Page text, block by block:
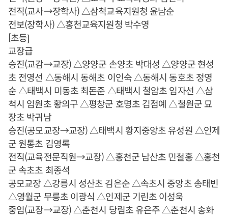
전직(교사→장학사) △삼척교육지원청 윤남순
전보(장학사) △홍천교육지원청 박수영
[초등]
교장급
승진(교감→교장) △양양군 손양초 박대성 △양양군 현성
초 전영선 △동해시 동해초 이인숙 △동해시 동호초 정영
순 △태백시 미동초 최돈준 △태백시 철암초 임자선 △삼
척시 임원초 황의구 △평창군 호명초 김점예 △철원군 묘
장초 박귀남
승진(공모교장→교장) △태백시 황지중앙초 유성원 △인제
군 원통초 김영록
전직(교육전문직원→교장) △홍천군 남산초 민철홍 △홍천
군 속초초 최종석
공모교장 △강릉시 성산초 김은순 △속초시 중앙초 송태빈
△영월군 무릉초 이광식 △인제군 기린초 이성욱
중임(교장→교장) △춘천시 당림초 유은주 △춘천시 송화